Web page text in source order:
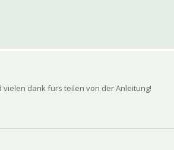
dank fürs teilen von der Anleitung!